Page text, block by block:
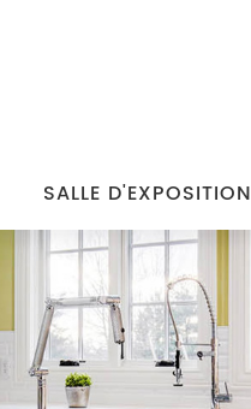
SALLE D'EXPOSITION